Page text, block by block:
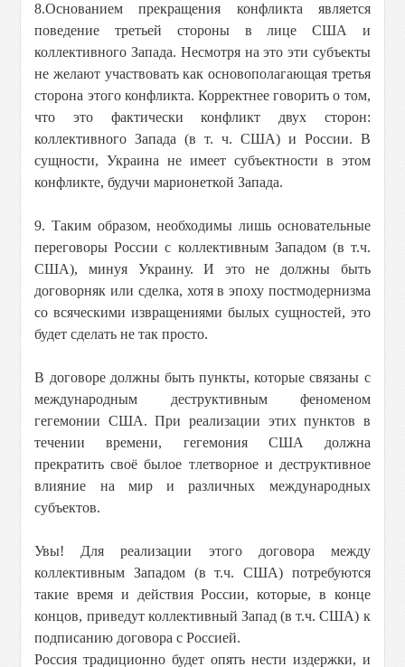
8.Основанием прекращения конфликта является
поведение третьей стороны в лице США и
коллективного Запада. Несмотря на это эти субъекты
не желают участвовать как основополагающая третья
сторона этого конфликта. Корректнее говорить о том,
что это фактически конфликт двух сторон:
коллективного Запада (в т. ч. США) и России. В
сущности, Украина не имеет субъектности в этом
конфликте, будучи марионеткой Запада.
9. Таким образом, необходимы лишь основательные
переговоры России с коллективным Западом (в т.ч.
США), минуя Украину. И это не должны быть
договорняк или сделка, хотя в эпоху постмодернизма
со всяческими извращениями былых сущностей, это
будет сделать не так просто.
В договоре должны быть пункты, которые связаны с
международным деструктивным феноменом
гегемонии США. При реализации этих пунктов в
течении времени, гегемония США должна
прекратить своё былое тлетворное и деструктивное
влияние на мир и различных международных
субъектов.
Увы! Для реализации этого договора между
коллективным Западом (в т.ч. США) потребуются
такие время и действия России, которые, в конце
концов, приведут коллективный Запад (в т.ч. США) к
подписанию договора с Россией.
Россия традиционно будет опять нести издержки, и